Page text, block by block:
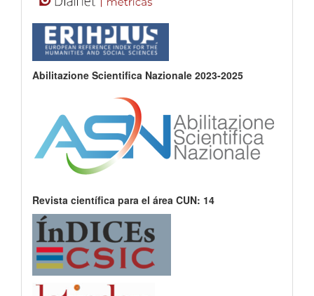
Abilitazione Scientifica Nazionale 2023-2025
Revista científica para el área CUN: 14